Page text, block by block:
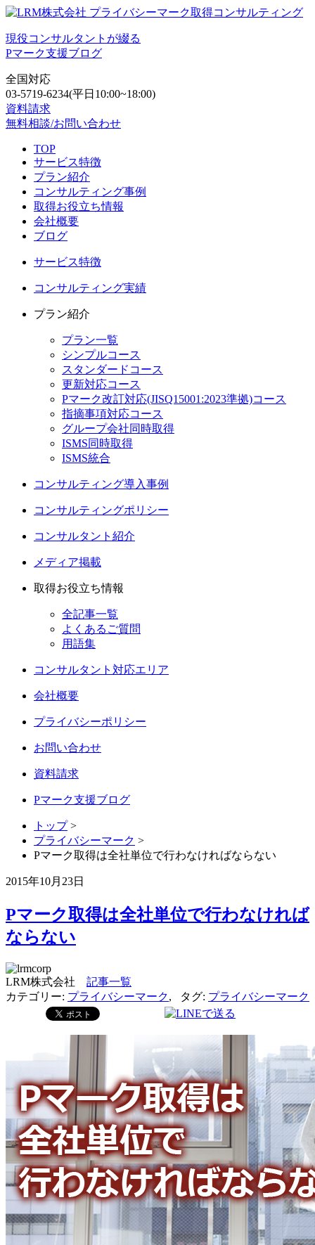
現役コンサルタントが綴る
Pマーク支援ブログ
全国対応
03-5719-6234(平日10:00~18:00)
資料請求
無料相談/お問い合わせ
TOP
サービス特徴
プラン紹介
コンサルティング事例
取得お役立ち情報
会社概要
ブログ
サービス特徴
コンサルティング実績
プラン紹介
プラン一覧
シンプルコース
スタンダードコース
更新対応コース
Pマーク改訂対応(JISQ15001:2023準拠)コース
指摘事項対応コース
グループ会社同時取得
ISMS同時取得
ISMS統合
コンサルティング導入事例
コンサルティングポリシー
コンサルタント紹介
メディア掲載
取得お役立ち情報
全記事一覧
よくあるご質問
用語集
コンサルタント対応エリア
会社概要
プライバシーポリシー
お問い合わせ
資料請求
Pマーク支援ブログ
トップ>
プライバシーマーク >
Pマーク取得は全社単位で行わなければならない
2015年10月23日
Pマーク取得は全社単位で行わなければ
ならない
LRM株式会社 記事一覧
カテゴリー: プライバシーマーク, タグ: プライバシーマーク